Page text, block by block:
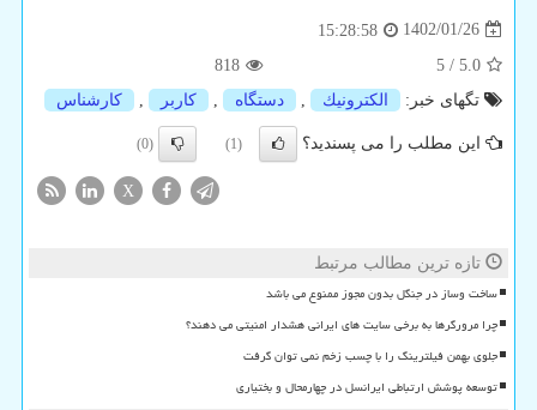
1402/01/26
15:28:58
5.0
/
5
818
تگهای خبر:
الكترونیك دستگاه كاربر كارشناس
این مطلب را می پسندید؟ (1)
(0)
X
تازه ترین مطالب مرتبط
ساخت وساز در جنگل بدون مجوز ممنوع می باشد
چرا مرورگرها به برخی سایت های ایرانی هشدار امنیتی می دهند؟
جلوی بهمن فیلترینگ را با چسب زخم نمی توان گرفت
توسعه پوشش ارتباطی ایرانسل در چهارمحال و بختیاری